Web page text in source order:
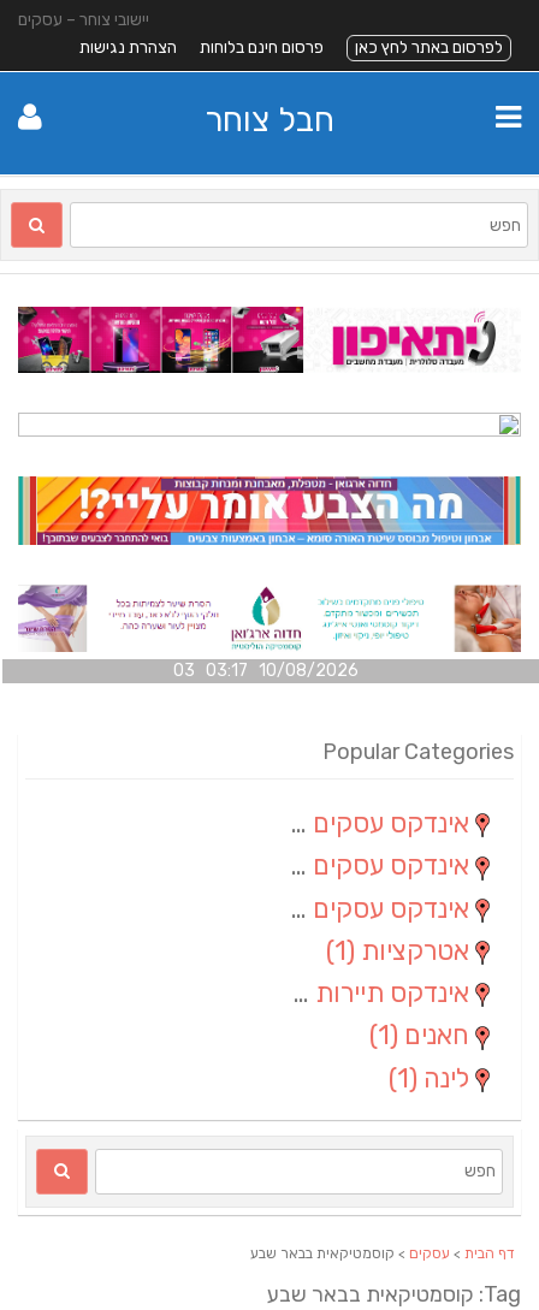
יישובי צוחר – עסקים
לפרסום באתר לחץ כאן
פרסום חינם בלוחות הצהרת נגישות
חבל צוחר
10/08/2026 03:17 03
Popular Categories
אינדקס עסקים מרחבי
אינדקס עסקים מקומי
אינדקס עסקים ארצי
אטרקציות (1)
אינדקס תיירות ארצי
חאנים (1)
לינה (1)
דף הבית > עסקים > קוסמטיקאית בבאר שבע
Tag: קוסמטיקאית בבאר שבע